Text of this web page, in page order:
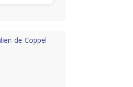
de-Coppel